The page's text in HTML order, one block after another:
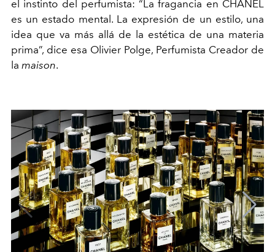
el instinto del perfumista: “La fragancia en CHANEL
es un estado mental. La expresión de un estilo, una
idea que va más allá de la estética de una materia
prima”, dice esa Olivier Polge, Perfumista Creador de
la maison.